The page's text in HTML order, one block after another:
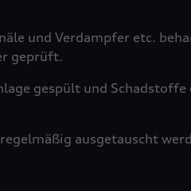
und Verdampfer etc.
geprüft.
gespült und
ausgetauscht